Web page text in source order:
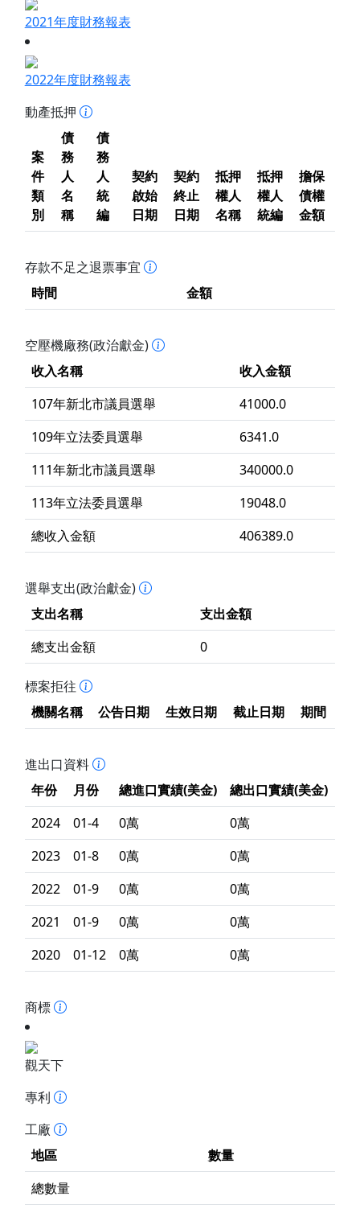
2021年度財務報表
2022年度財務報表
動產抵押
案
件
類
別
債
務
人
名
稱
債
務
人
統
編
契約
啟始
日期
契約
終止
日期
抵押
權人
名稱
抵押
權人
統編
擔保
債權
金額
存款不足之退票事宜
時間
金額
空壓機廠務(政治獻金)
收入名稱
收入金額
107年新北市議員選舉
41000.0
109年立法委員選舉
6341.0
111年新北市議員選舉
340000.0
113年立法委員選舉
19048.0
總收入金額
406389.0
選舉支出(政治獻金)
支出名稱
支出金額
總支出金額
0
標案拒往
機關名稱
公告日期 生效日期 截止日期 期間
進出口資料
年份
月份 總進口實績(美金)
總出口實績(美金)
2024
01-4 0萬
0萬
2023
01-8 0萬
0萬
2022
01-9 0萬
0萬
2021
01-9 0萬
0萬
2020
01-12 0萬 0萬
商標
觀天下
專利
工廠
地區
數量
總數量